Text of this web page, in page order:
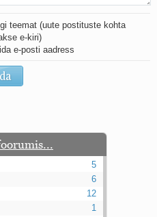
teemat (uute postituste kohta
e-kiri)
e-posti aadress
5
6
12
1